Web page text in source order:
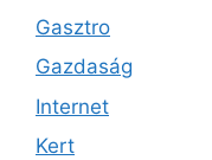
Gasztro
Gazdaság
Internet
Kert